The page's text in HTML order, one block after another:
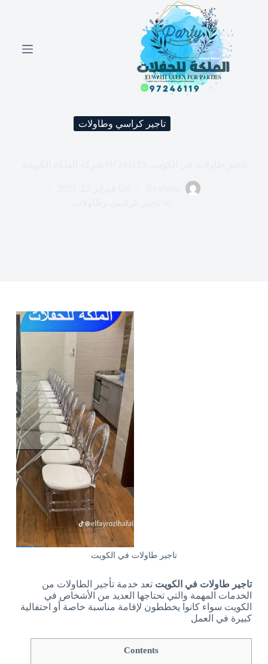
تاجير كراسي وطاولات
تاجير طاولات في الكويت
تاجير طاولات في الكويت تعد خدمة تأجير الطاولات من
الخدمات المهمة والتي تحتاجها العديد من الأشخاص في
الكويت سواء كانوا يخططون لإقامة مناسبة خاصة أو احتفالية
كبيرة في العمل
Contents